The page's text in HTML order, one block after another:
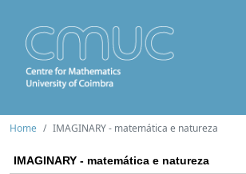
Home IMAGINARY - matemática e natureza
IMAGINARY - matemática e natureza